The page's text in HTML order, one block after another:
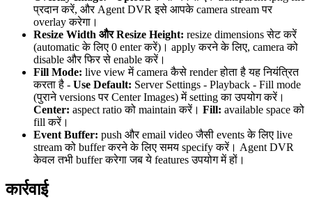
प्रदान करें, और Agent DVR इसे आपके camera stream पर
overlay करेगा।
Resize Width और Resize Height: resize dimensions सेट करें
(automatic के लिए 0 enter करें)। apply करने के लिए, camera को
disable और फिर से enable करें।
Fill Mode: live view में camera कैसे render होता है यह नियंत्रित
करता है - Use Default: Server Settings - Playback - Fill mode
(पुराने versions पर Center Images) में setting का उपयोग करें।
Center: aspect ratio को maintain करें। Fill: available space को
fill करें।
Event Buffer: push और email video जैसी events के लिए live
stream को buffer करने के लिए समय specify करें। Agent DVR
केवल तभी buffer करेगा जब ये features उपयोग में हों।
कार्रवाई